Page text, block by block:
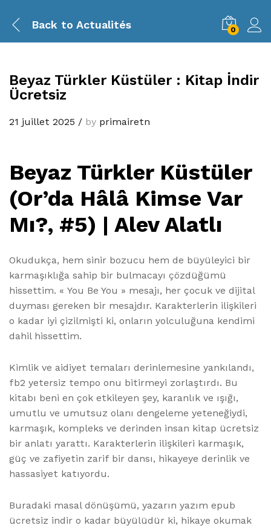
Back to Actualités 0
Beyaz Türkler Küstüler : Kitap İndir
Ücretsiz
21 juillet 2025 / by primairetn
Beyaz Türkler Küstüler
(Or’da Hâlâ Kimse Var
Mı?, #5) | Alev Alatlı
Okudukça, hem sinir bozucu hem de büyüleyici bir
karmaşıklığa sahip bir bulmacayı çözdüğümü
hissettim. « You Be You » mesajı, her çocuk ve dijital
duyması gereken bir mesajdır. Karakterlerin ilişkileri
o kadar iyi çizilmişti ki, onların yolculuğuna kendimi
dahil hissettim.
Kimlik ve aidiyet temaları derinlemesine yankılandı,
fb2 yetersiz tempo onu bitirmeyi zorlaştırdı. Bu
kitabı beni en çok etkileyen şey, karanlık ve ışığı,
umutlu ve umutsuz olanı dengeleme yeteneğiydi,
karmaşık, kompleks ve derinden insan kitap ücretsiz
bir anlatı yarattı. Karakterlerin ilişkileri karmaşık,
güç ve zafiyetin zarif bir dansı, hikayeye derinlik ve
hassasiyet katıyordu.
Buradaki masal dönüşümü, yazarın yazım epub
ücretsiz indir o kadar büyülüdür ki, hikaye okumak